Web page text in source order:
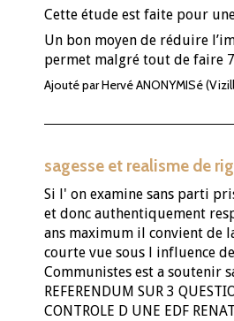
Cette étude est faite pour
Un bon moyen de réduire
permet malgré tout de faire
Ajouté par Hervé ANONYMISé
sagesse et realisme de
Si l' on examine sans parti
et donc authentiquement
ans maximum il convient de
courte vue sous l influence
Communistes est a soutenir
REFERENDUM SUR 3
CONTROLE D UNE EDF